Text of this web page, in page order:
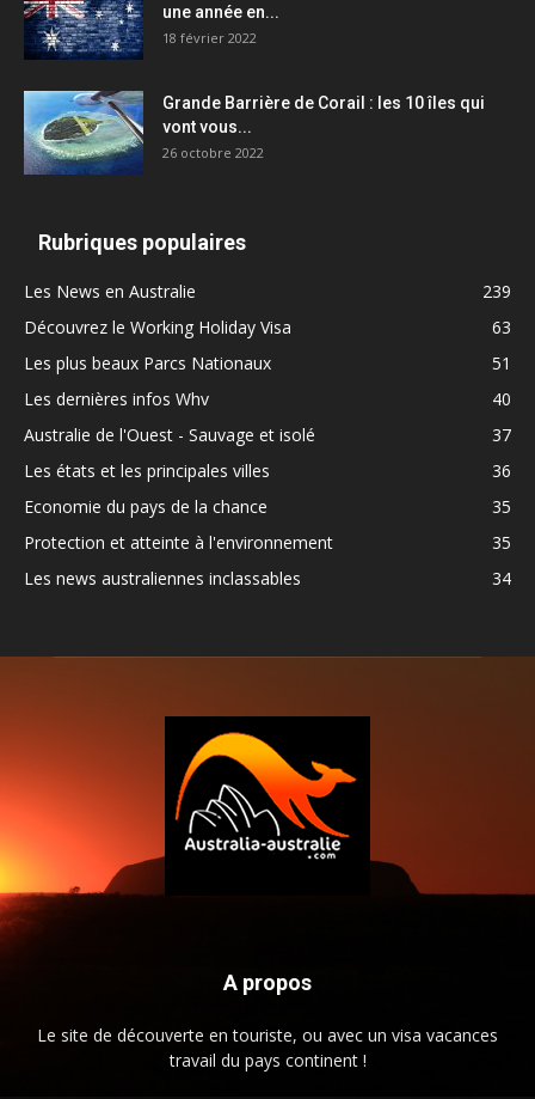
une année en...
18 février 2022
Grande Barrière de Corail : les 10 îles qui
vont vous...
26 octobre 2022
Rubriques populaires
Les News en Australie
239
Découvrez le Working Holiday Visa
63
Les plus beaux Parcs Nationaux
51
Les dernières infos Whv
40
Australie de l'Ouest - Sauvage et isolé
37
Les états et les principales villes
36
Economie du pays de la chance
35
Protection et atteinte à l'environnement
35
Les news australiennes inclassables
34
A propos
Le site de découverte en touriste, ou avec un visa vacances
travail du pays continent !